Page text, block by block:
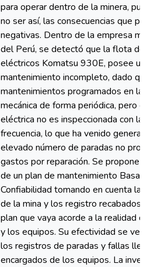
para operar dentro de la minera,
no ser así, las consecuencias que
negativas. Dentro de la empresa
del Perú, se detectó que la flota de
eléctricos Komatsu 930E, posee
mantenimiento incompleto, dado
mantenimientos programados en la
mecánica de forma periódica, pero
eléctrica no es inspeccionada con la
frecuencia, lo que ha venido
elevado número de paradas no
gastos por reparación. Se propone
de un plan de mantenimiento
Confiabilidad tomando en cuenta
de la mina y los registro recabados,
plan que vaya acorde a la realidad
y los equipos. Su efectividad se
los registros de paradas y fallas
encargados de los equipos. La